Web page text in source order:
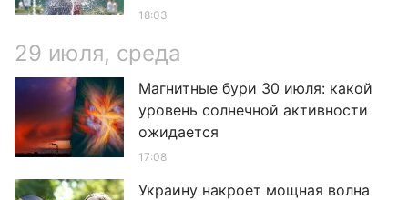
18:03
29 июля, среда
Магнитные бури 30 июля: какой
уровень солнечной активности
ожидается
17:08
Украину накроет мощная волна